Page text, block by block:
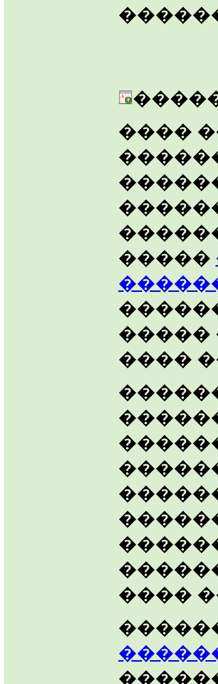
����
�����
�����
����
����